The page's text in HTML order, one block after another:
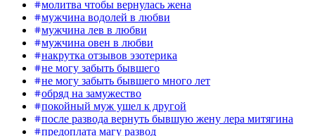
молитва чтобы вернулась жена
мужчина водолей в любви
мужчина лев в любви
мужчина овен в любви
накрутка отзывов эзотерика
не могу забыть бывшего
не могу забыть бывшего много лет
обряд на замужество
покойный муж ушел к другой
после развода вернуть бывшую жену лера митягина
предоплата магу развод